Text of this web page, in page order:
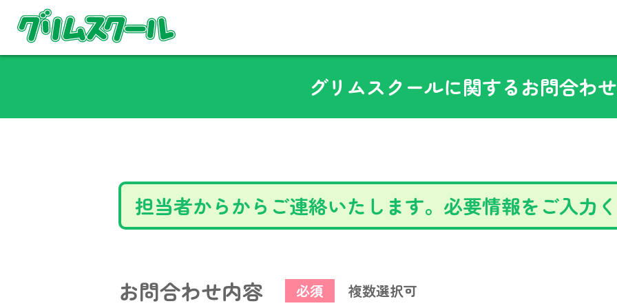
グリムスクールに関するお問合わせ
担当者からからご連絡いたします。必要情報をご入力
お問合わせ内容 必須 複数選択可